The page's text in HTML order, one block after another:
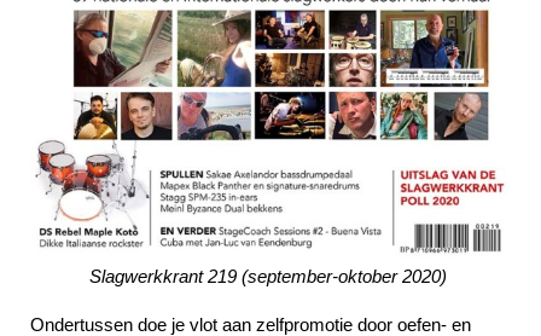
Slagwerkkrant 219 (september-oktober 2020)
Ondertussen doe je vlot aan zelfpromotie door oefen- en